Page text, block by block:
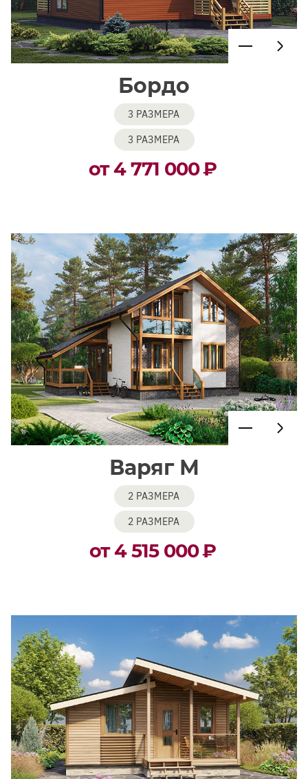
Бордо
3 РАЗМЕРА
3 РАЗМЕРА
от 4 771 000₽
Варяг М
2 РАЗМЕРА
2 РАЗМЕРА
от 4 515 000₽